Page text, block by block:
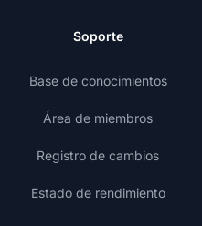
Soporte
Base de conocimientos
Área de miembros
Registro de cambios
Estado de rendimiento